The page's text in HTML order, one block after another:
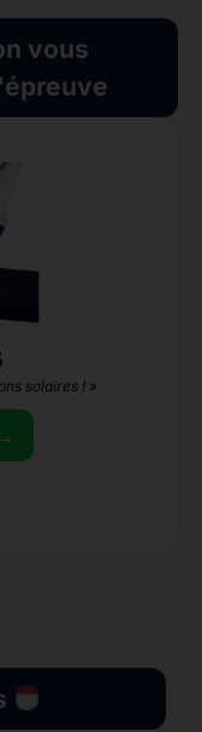
vous
solaires ! »